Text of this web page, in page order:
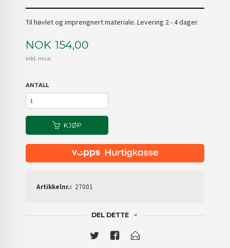
Til høvlet og imprengnert materiale. Levering 2 - 4 dager.
Pris
NOK 154,00
inkl. mva.
ANTALL
KJØP
Artikkelnr.: 27001
DEL DETTE